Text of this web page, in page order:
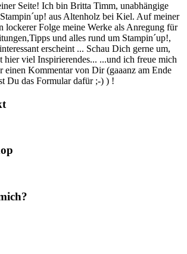
Seite! Ich bin Britta Timm, unabhängige
aus Altenholz bei Kiel. Auf meiner
lockerer Folge meine Werke als Anregung für
und alles rund um Stampin´up!,
erscheint ... Schau Dich gerne um,
viel Inspirierendes... ...und ich freue mich
einen Kommentar von Dir (gaaanz am Ende
Du das Formular dafür ;-) ) !